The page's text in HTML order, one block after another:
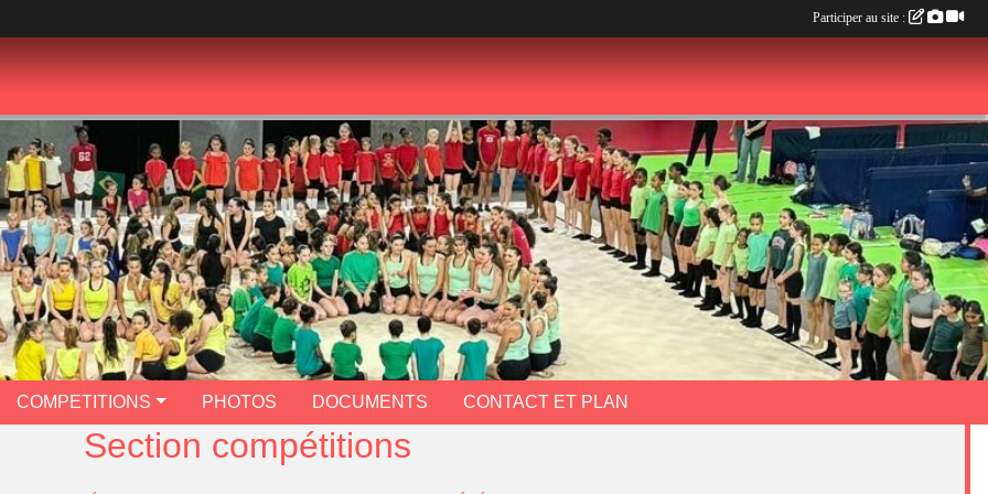
COMPETITIONS PHOTOS DOCUMENTS CONTACT ET PLAN
Section compétitions
Participer au site :